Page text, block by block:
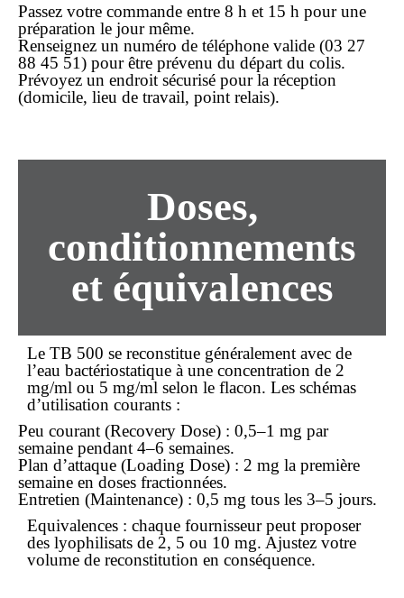
Passez votre commande entre 8 h et 15 h pour une
préparation le jour même.
Renseignez un numéro de téléphone valide (03 27
88 45 51) pour être prévenu du départ du colis.
Prévoyez un endroit sécurisé pour la réception
(domicile, lieu de travail, point relais).
Doses,
conditionnements
et équivalences
Le TB 500 se reconstitue généralement avec de
l’eau bactériostatique à une concentration de 2
mg/ml ou 5 mg/ml selon le flacon. Les schémas
d’utilisation courants :
Peu courant (Recovery Dose) : 0,5–1 mg par
semaine pendant 4–6 semaines.
Plan d’attaque (Loading Dose) : 2 mg la première
semaine en doses fractionnées.
Entretien (Maintenance) : 0,5 mg tous les 3–5 jours.
Equivalences : chaque fournisseur peut proposer
des lyophilisats de 2, 5 ou 10 mg. Ajustez votre
volume de reconstitution en conséquence.